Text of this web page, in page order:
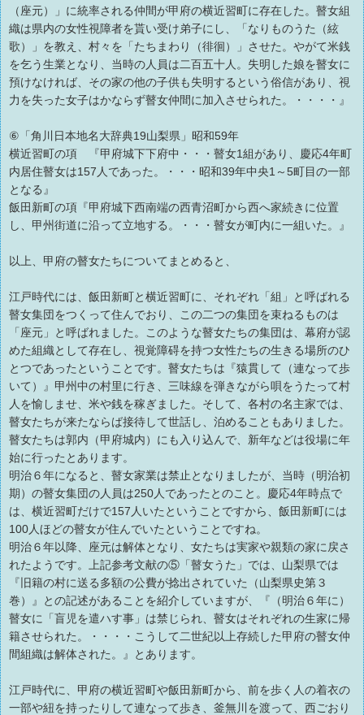
（座元）」に統率される仲間が甲府の横近習町に存在した。瞽女組
織は県内の女性視障者を貰い受け弟子にし、「なりものうた（絃
歌）」を教え、村々を「たちまわり（徘徊）」させた。やがて米銭
を乞う生業となり、当時の人員は二百五十人。失明した娘を瞽女に
預けなければ、その家の他の子供も失明するという俗信があり、視
力を失った女子はかならず瞽女仲間に加入させられた。・・・・』
⑥「角川日本地名大辞典19山梨県」昭和59年
横近習町の項 『甲府城下下府中・・・瞽女1組があり、慶応4年町
内居住瞽女は157人であった。・・・昭和39年中央1～5町目の一部
となる』
飯田新町の項『甲府城下西南端の西青沼町から西へ家続きに位置
し、甲州街道に沿って立地する。・・・瞽女が町内に一組いた。』
以上、甲府の瞽女たちについてまとめると、
江戸時代には、飯田新町と横近習町に、それぞれ「組」と呼ばれる
瞽女集団をつくって住んでおり、この二つの集団を束ねるものは
「座元」と呼ばれました。このような瞽女たちの集団は、幕府が認
めた組織として存在し、視覚障碍を持つ女性たちの生きる場所のひ
とつであったということです。瞽女たちは『猿貫して（連なって歩
いて）』甲州中の村里に行き、三味線を弾きながら唄をうたって村
人を愉しませ、米や銭を稼ぎました。そして、各村の名主家では、
瞽女たちが来たならば接待して世話し、泊めることもありました。
瞽女たちは郭内（甲府城内）にも入り込んで、新年などは役場に年
始に行ったとあります。
明治６年になると、瞽女家業は禁止となりましたが、当時（明治初
期）の瞽女集団の人員は250人であったとのこと。慶応4年時点で
は、横近習町だけで157人いたということですから、飯田新町には
100人ほどの瞽女が住んでいたということですね。
明治６年以降、座元は解体となり、女たちは実家や親類の家に戻さ
れたようです。上記参考文献の⑤「瞽女うた」では、山梨県では
『旧籍の村に送る多額の公費が捻出されていた（山梨県史第３
巻）』との記述があることを紹介していますが、『（明治６年に）
瞽女に「盲児を遣ハす事」は禁じられ、瞽女はそれぞれの生家に帰
籍させられた。・・・・こうして二世紀以上存続した甲府の瞽女仲
間組織は解体された。』とあります。
江戸時代に、甲府の横近習町や飯田新町から、前を歩く人の着衣の
一部や紐を持ったりして連なって歩き、釜無川を渡って、西ごおり